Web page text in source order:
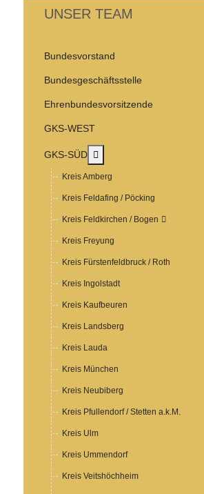
UNSER TEAM
Bundesvorstand
Bundesgeschäftsstelle
Ehrenbundesvorsitzende
GKS-WEST
GKS-SÜD
Kreis Amberg
Kreis Feldafing / Pöcking
Kreis Feldkirchen / Bogen
Kreis Freyung
Kreis Fürstenfeldbruck / Roth
Kreis Ingolstadt
Kreis Kaufbeuren
Kreis Landsberg
Kreis Lauda
Kreis München
Kreis Neubiberg
Kreis Pfullendorf / Stetten a.k.M.
Kreis Ulm
Kreis Ummendorf
Kreis Veitshöchheim